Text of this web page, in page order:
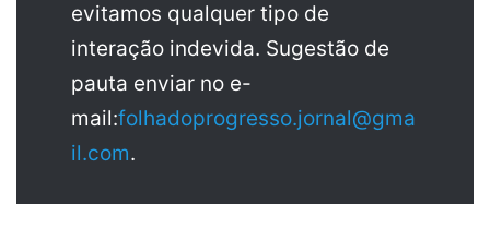
evitamos qualquer tipo de
interação indevida. Sugestão de
pauta enviar no e-
mail:folhadoprogresso.jornal@gma
il.com.